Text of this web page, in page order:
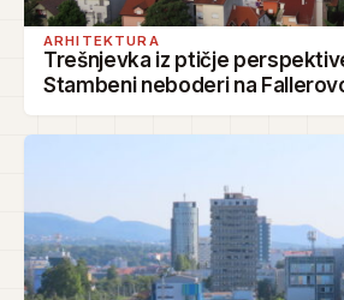
ARHITEKTURA
Trešnjevka iz ptičje
Stambeni neboderi na